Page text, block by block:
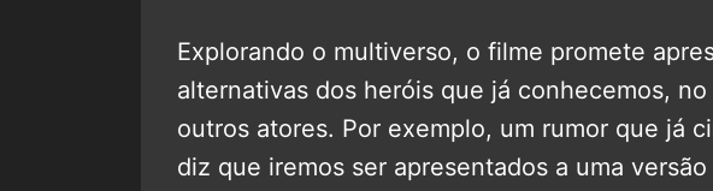
Explorando o multiverso, o filme promete
alternativas dos heróis que já conhecemos,
outros atores. Por exemplo, um rumor que já
diz que iremos ser apresentados a uma